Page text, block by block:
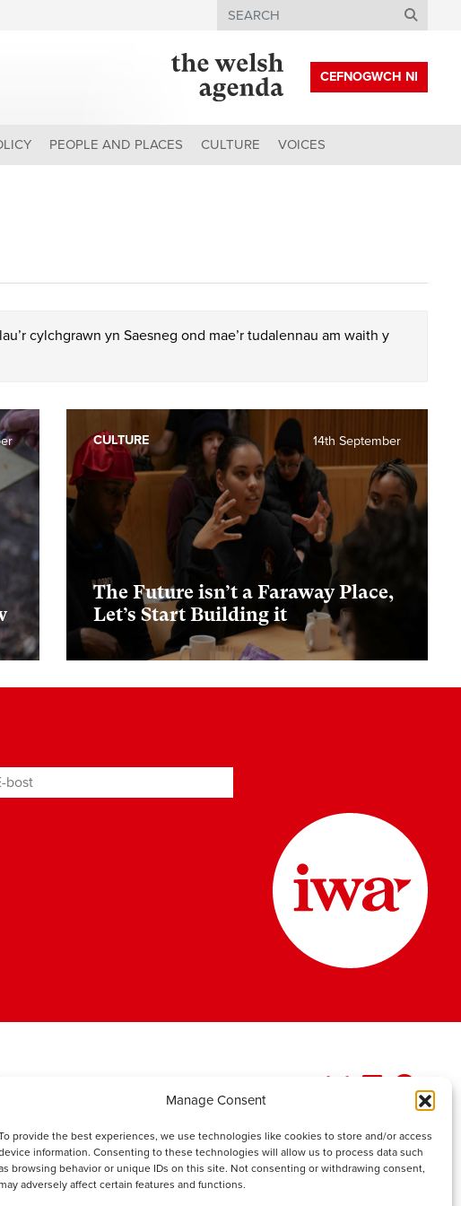
Manage Consent
provide the best experiences, we use technologies like cookies to store and/or access
information. Consenting to these technologies will allow us to process data such
browsing behavior or unique IDs on this site. Not consenting or withdrawing consent,
adversely affect certain features and functions.
Search
CEFNOGWCH NI
PEOPLE AND PLACES CULTURE VOICES
cylchgrawn yn Saesneg ond mae’r tudalennau am waith y
The Future isn’t a Faraway Place,
Let’s Start Building it
14th September
CULTURE
bost*